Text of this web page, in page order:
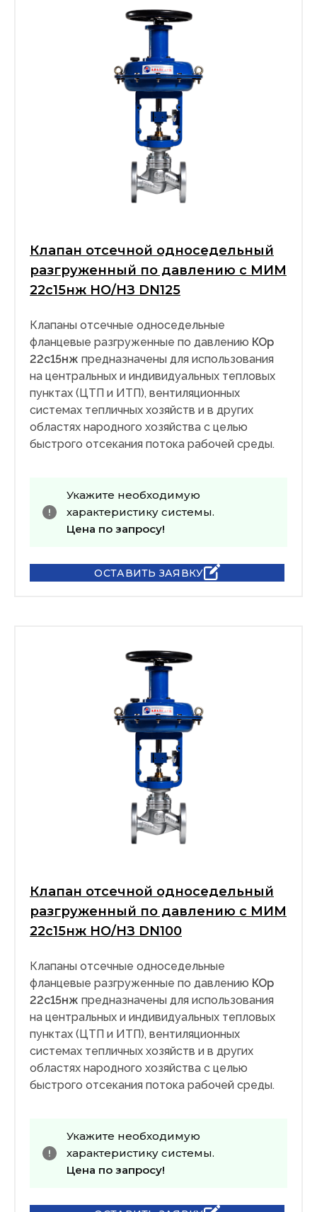
Клапан отсечной односедельный
разгруженный по давлению с МИМ
22с15нж НО/НЗ DN125
Клапаны отсечные односедельные
фланцевые разгруженные по давлению КОр
22с15нж предназначены для использования
на центральных и индивидуальных тепловых
пунктах (ЦТП и ИТП), вентиляционных
системах тепличных хозяйств и в других
областях народного хозяйства с целью
быстрого отсекания потока рабочей среды.
Укажите необходимую
характеристику системы.
Цена по запросу!
ОСТАВИТЬ ЗАЯВКУ
Клапан отсечной односедельный
разгруженный по давлению с МИМ
22с15нж НО/НЗ DN100
Клапаны отсечные односедельные
фланцевые разгруженные по давлению КОр
22с15нж предназначены для использования
на центральных и индивидуальных тепловых
пунктах (ЦТП и ИТП), вентиляционных
системах тепличных хозяйств и в других
областях народного хозяйства с целью
быстрого отсекания потока рабочей среды.
Укажите необходимую
характеристику системы.
Цена по запросу!